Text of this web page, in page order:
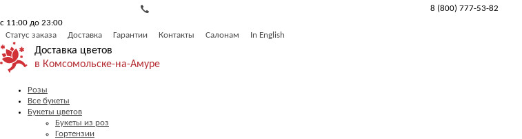
8 (800) 777-53-82
с 11:00 до 23:00
Статус заказа
Доставка Гарантии Контакты Салонам In English
Доставка цветов
в Комсомольске-на-Амуре
Розы
Все букеты
Букеты цветов
Букеты из роз
Гортензии